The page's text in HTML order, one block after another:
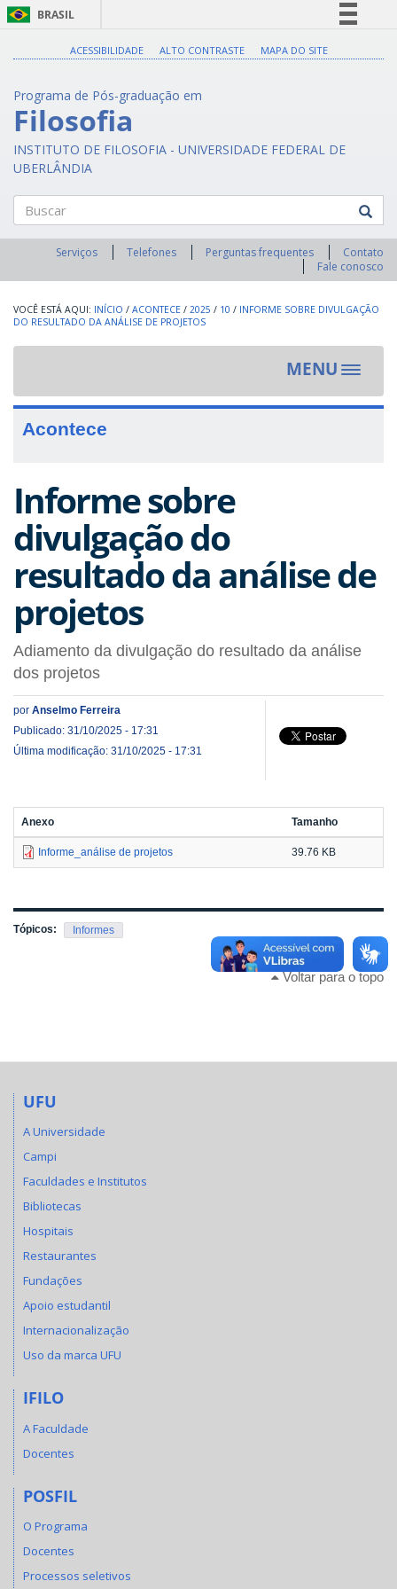
BRASIL
Legislação
ACESSIBILIDADE ALTO CONTRASTE MAPA DO SITE
Programa de Pós-graduação em
Filosofia
INSTITUTO DE FILOSOFIA - UNIVERSIDADE FEDERAL DE
UBERLÂNDIA
Buscar
Serviços Telefones Perguntas frequentes
Contato
Fale conosco
INÍCIO / ACONTECE / 2025 / 10 / INFORME SOBRE DIVULGAÇÃO
DO RESULTADO DA ANÁLISE DE PROJETOS
MENU
Toggle
Acontece
Informe sobre
divulgação do
resultado da análise de
projetos
Adiamento da divulgação do resultado da análise
dos projetos
por Anselmo Ferreira
Publicado: 31/10/2025 - 17:31
Última modificação: 31/10/2025 - 17:31
Anexo Tamanho
Informe_análise de projetos 39.76 KB
Tópicos: Informes
Voltar para o topo
UFU
A Universidade
Campi
Faculdades e Institutos
Bibliotecas
Hospitais
Restaurantes
Fundações
Apoio estudantil
Internacionalização
Uso da marca UFU
IFILO
A Faculdade
Docentes
POSFIL
O Programa
Docentes
Processos seletivos